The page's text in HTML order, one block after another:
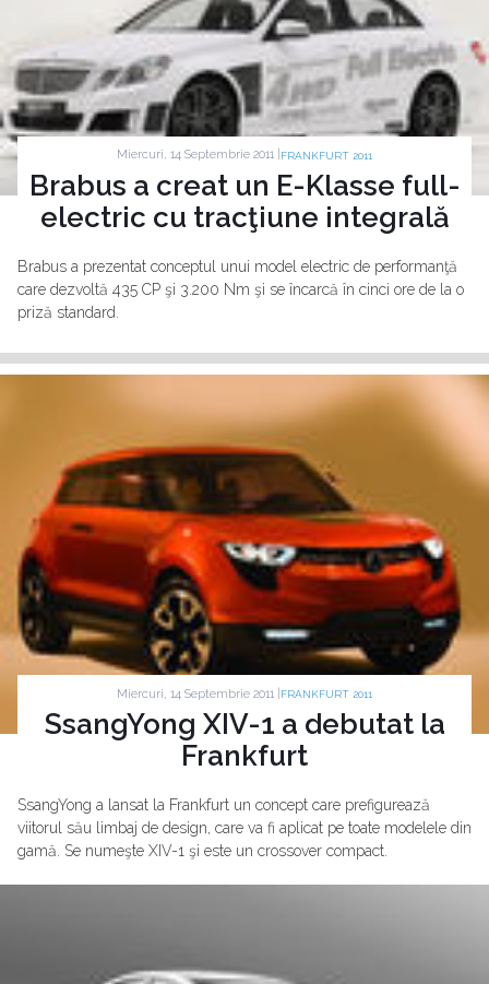
Miercuri, 14 Septembrie 2011 | FRANKFURT 2011
Brabus a creat un E-Klasse full-
electric cu tracţiune integrală
Brabus a prezentat conceptul unui model electric de performanţă
care dezvoltă 435 CP şi 3.200 Nm şi se încarcă în cinci ore de la o
priză standard.
Miercuri, 14 Septembrie 2011 | FRANKFURT 2011
SsangYong XIV-1 a debutat la
Frankfurt
SsangYong a lansat la Frankfurt un concept care prefigurează
viitorul său limbaj de design, care va fi aplicat pe toate modelele din
gamă. Se numeşte XIV-1 şi este un crossover compact.